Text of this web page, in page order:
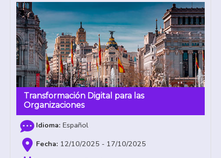
Transformación Digital para las
Organizaciones
Español
12/10/2025 - 17/10/2025